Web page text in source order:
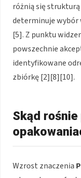
różnią się
determinuje
[5]. Z punktu
powszechnie
identyfikowane
zbiórkę [2][8][10].
Skąd
Wzrost znaczenia